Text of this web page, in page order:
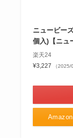
ニュービー
個入)【ニュ
楽天24
¥3,227
（